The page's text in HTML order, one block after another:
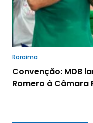
Roraima
Convenção: MDB
Romero à Câmara